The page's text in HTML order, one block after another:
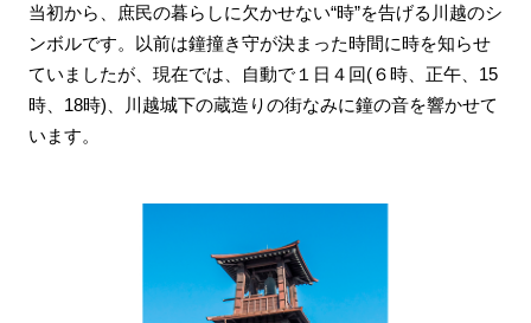
当初から、庶民の暮らしに欠かせない“時”を告げる川越のシ
ンボルです。以前は鐘撞き守が決まった時間に時を知らせ
ていましたが、現在では、自動で１日４回(６時、正午、15
時、18時)、川越城下の蔵造りの街なみに鐘の音を響かせて
います。